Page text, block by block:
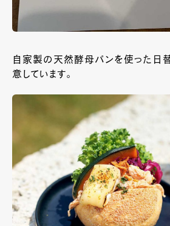
自家製の天然酵母パンを使った日替
意しています。